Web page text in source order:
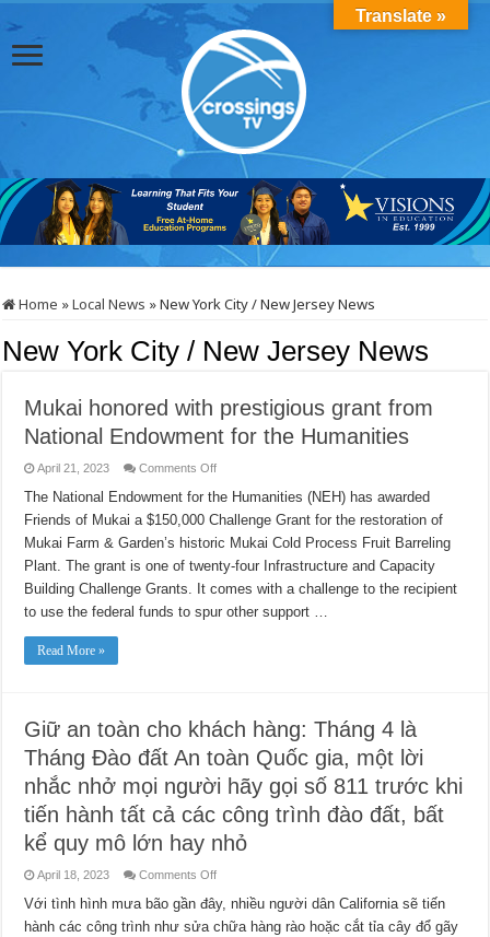
Home »Local News »New York City / New Jersey News
New York City / New Jersey News
Mukai honored with prestigious grant from
National Endowment for the Humanities
April 21, 2023 Comments Offon
honored
with
prestigious
from
National
Endowment
for
the
Humanities
The National Endowment for the Humanities (NEH) has awarded
Friends of Mukai a $150,000 Challenge Grant for the restoration of
Mukai Farm & Garden’s historic Mukai Cold Process Fruit Barreling
Plant. The grant is one of twenty-four Infrastructure and Capacity
Building Challenge Grants. It comes with a challenge to the recipient
to use the federal funds to spur other support …
Read More »
Giữ an toàn cho khách hàng: Tháng 4 là
Tháng Đào đất An toàn Quốc gia, một lời
nhắc nhở mọi người hãy gọi số 811 trước khi
tiến hành tất cả các công trình đào đất, bất
kể quy mô lớn hay nhỏ
April 18, 2023 Comments Offon
an
toàn
cho
Với tình hình mưa bão gần đây, nhiều người dân California sẽ tiến
hành các công trình như sửa chữa hàng rào hoặc cắt tỉa cây đổ gãy
Translate »